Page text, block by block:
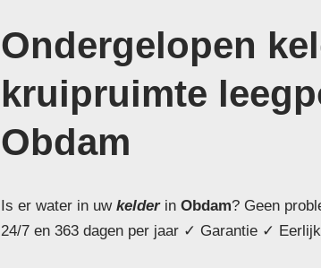
Ondergelopen
kruipruimte
Obdam
Is er water in uw kelderin Obdam? Geen
24/7 en 363 dagen per jaar ✓ Garantie ✓